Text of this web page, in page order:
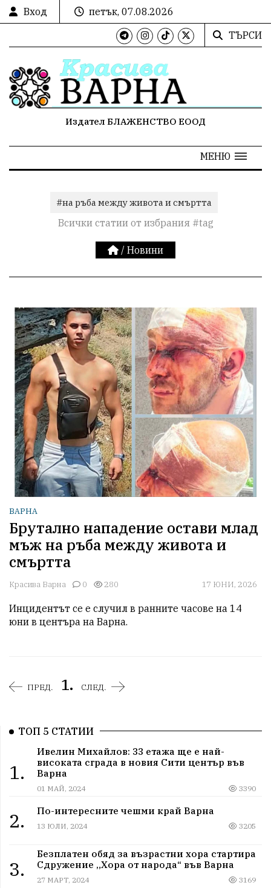
Вход
петък, 07.08.2026
ТЪРСИ
Издател БЛАЖЕНСТВО ЕООД
МЕНЮ
#на ръба между живота и смъртта
Всички статии от избрания #tag
/ Новини
ВАРНА
Брутално нападение остави млад
мъж на ръба между живота и
смъртта
Красива Варна 0 280 17 ЮНИ, 2026
Инцидентът се е случил в ранните часове на 14
юни в центъра на Варна.
ПРЕД. 1. СЛЕД.
ТОП 5 СТАТИИ
1.
Ивелин Михайлов: 33 етажа ще е най-
високата сграда в новия Сити център във
Варна
01 МАЙ, 2024 3390
2. По-интересните чешми край Варна
13 ЮЛИ, 2024 3205
3.
Безплатен обяд за възрастни хора стартира
Сдружение „Хора от народа“ във Варна
27 МАРТ, 2024 3169